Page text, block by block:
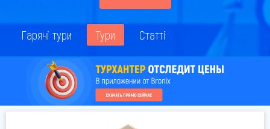
Гарячі тури Тури Статті